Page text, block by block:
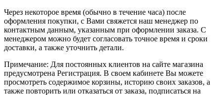
Через некоторое время (обычно в течение часа) после
оформления покупки, с Вами свяжется наш менеджер по
контактным данным, указанным при оформлении заказа. С
менеджером можно будет согласовать точное время и сроки
доставки, а также уточнить детали.
Примечание: Для постоянных клиентов на сайте магазина
предусмотрена Регистрация. В своем кабинете Вы можете
просмотреть содержимое корзины, историю своих заказов, а
также повторить или отказаться от заказа, подписаться на